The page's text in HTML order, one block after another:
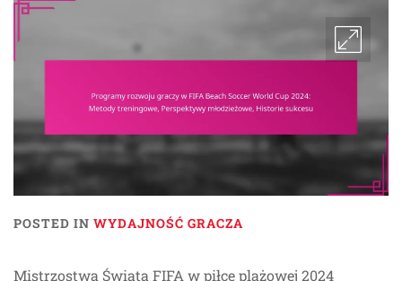
POSTED IN WYDAJNOŚĆ GRACZA
Mistrzostwa Świata FIFA w piłce plażowej 2024